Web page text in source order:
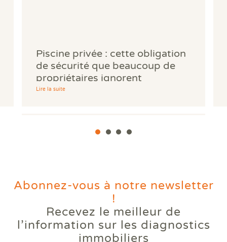
Piscine privée : cette obligation
de sécurité que beaucoup de
propriétaires ignorent
Lire la suite
Votre logement reste trop
chaud l'été ? Comprendre le
Abonnez-vous à notre newsletter
!
Recevez le meilleur de
l’information sur les diagnostics
immobiliers